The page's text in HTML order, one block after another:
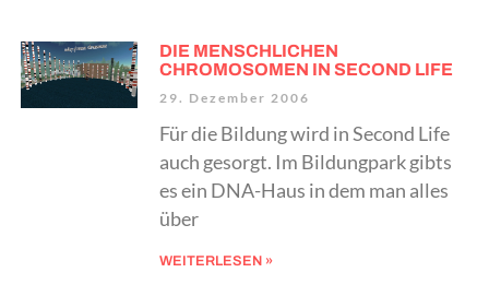
DIE MENSCHLICHEN
CHROMOSOMEN IN SECOND LIFE
29. Dezember 2006
Für die Bildung wird in Second Life
auch gesorgt. Im Bildungpark gibts
es ein DNA-Haus in dem man alles
über
WEITERLESEN »